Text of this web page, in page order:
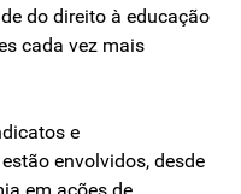
do direito à educação
cada vez mais
e
envolvidos, desde